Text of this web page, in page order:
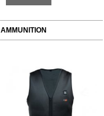
AMMUNITION